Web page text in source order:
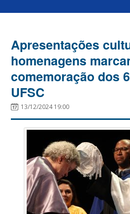
Apresentações
homenagens
comemoração dos
UFSC
13/12/2024 19:00